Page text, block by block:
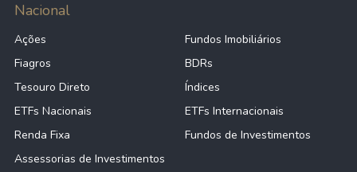
Nacional
Ações
Fundos Imobiliários
Fiagros
BDRs
Tesouro Direto
Índices
ETFs Nacionais
ETFs Internacionais
Renda Fixa
Fundos de Investimentos
Assessorias de Investimentos